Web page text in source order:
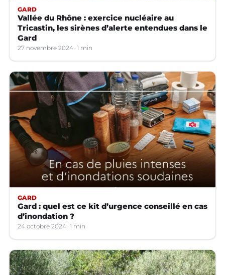
GARD
Vallée du Rhône : exercice nucléaire au
Tricastin, les sirènes d’alerte entendues dans le
Gard
27 novembre 2024 1 min
GARD
Gard : quel est ce kit d’urgence conseillé en cas
d’inondation ?
24 octobre 2024 1 min